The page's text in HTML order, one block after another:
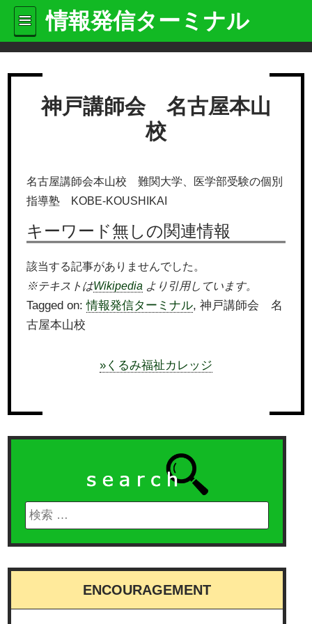
情報発信ターミナル
神戸講師会 名古屋本山
校
名古屋講師会本山校 難関大学、医学部受験の個別
指導塾 KOBE-KOUSHIKAI
キーワード無しの関連情報
該当する記事がありませんでした。
※テキストはWikipedia より引用しています。
Tagged on:情報発信ターミナル, 神戸講師会 名
古屋本山校
»くるみ福祉カレッジ
ENCOURAGEMENT